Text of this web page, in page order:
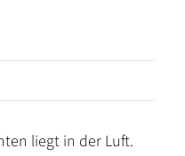
liegt in der Luft.